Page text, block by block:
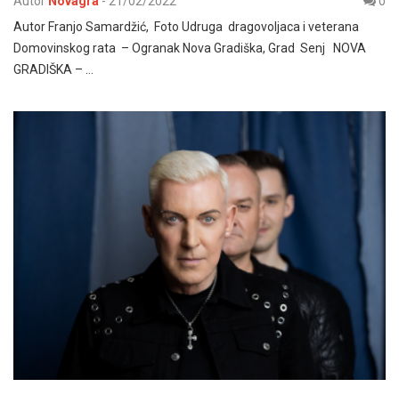
Autor Franjo Samardžić, Foto Udruga dragovoljaca i veterana
Domovinskog rata – Ogranak Nova Gradiška, Grad Senj NOVA
GRADIŠKA – …